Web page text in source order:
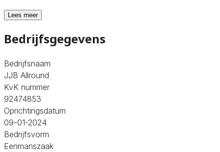
Lees meer
Bedrijfsgegevens
Bedrijfsnaam
JJB Allround
KvK nummer
92474853
Oprichtingsdatum
09-01-2024
Bedrijfsvorm
Eenmanszaak